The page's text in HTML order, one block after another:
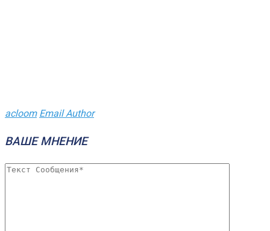
acloom Email Author
ВАШЕ МНЕНИЕ